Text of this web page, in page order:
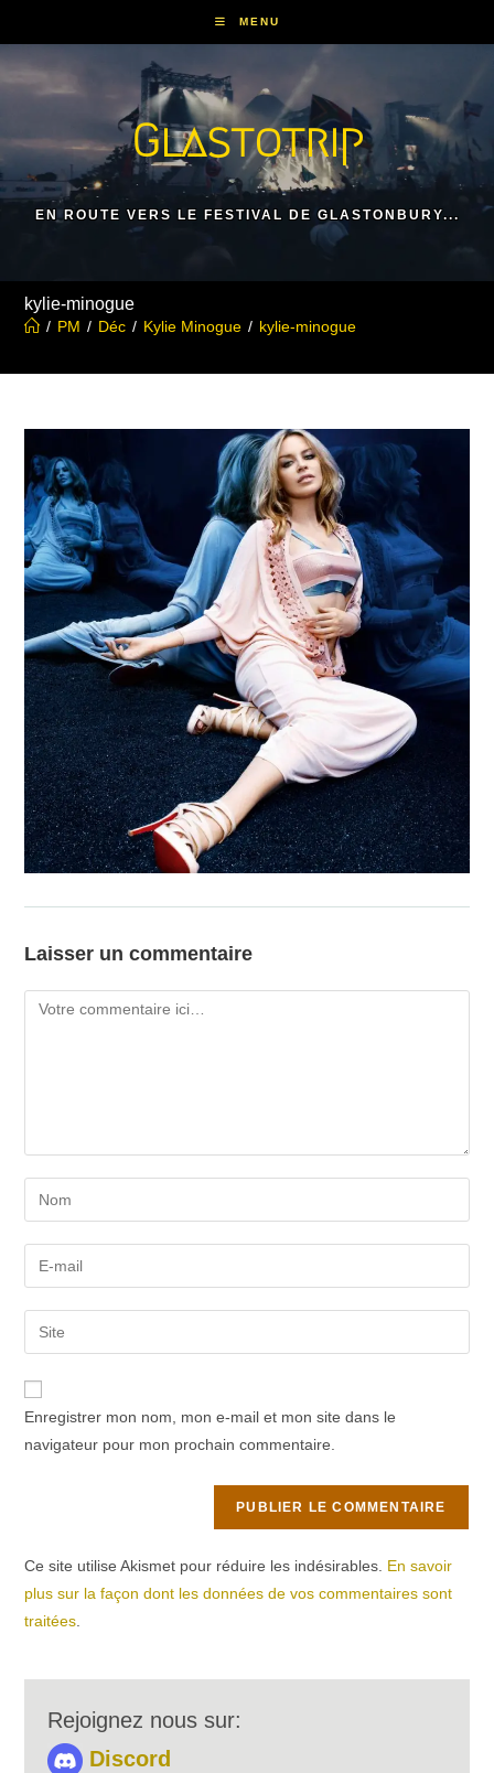
content
MENU
Glastotrip
EN ROUTE VERS LE FESTIVAL DE GLASTONBURY...
kylie-minogue
/ PM / Déc / Kylie Minogue / kylie-minogue
Laisser un commentaire
Comment
your
name
comment
your
email
address
comment
l’URL
de
Enregistrer mon nom, mon e-mail et mon site dans le
navigateur pour mon prochain commentaire.
Ce site utilise Akismet pour réduire les indésirables. En savoir
plus sur la façon dont les données de vos commentaires sont
traitées
Rejoignez nous sur:
Discord